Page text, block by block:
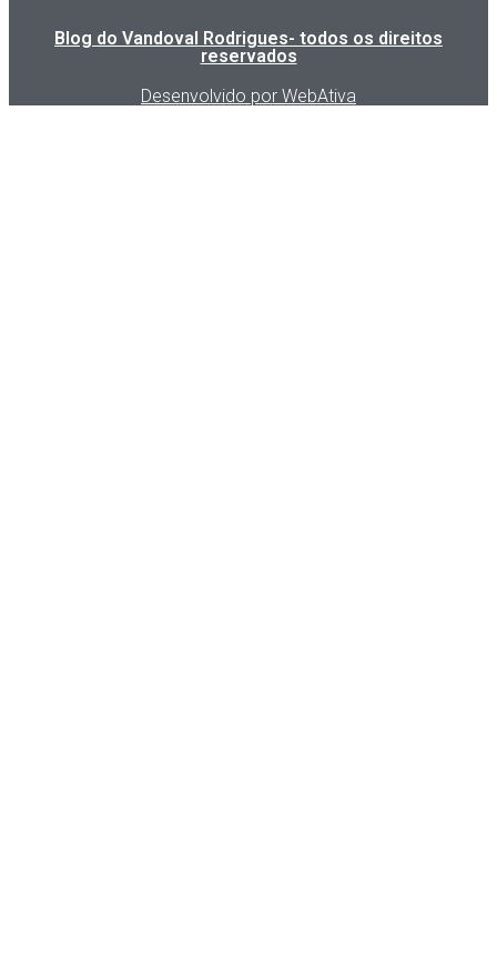
Blog do Vandoval Rodrigues- todos os direitos
reservados
Desenvolvido por WebAtiva